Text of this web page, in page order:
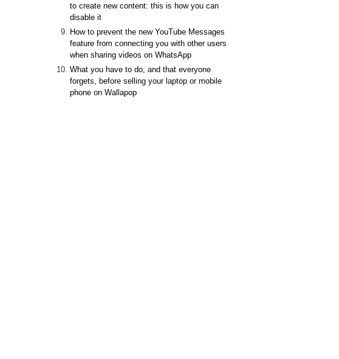
to create new content: this is how you can
disable it
How to prevent the new YouTube Messages
feature from connecting you with other users
when sharing videos on WhatsApp
What you have to do, and that everyone
forgets, before selling your laptop or mobile
phone on Wallapop